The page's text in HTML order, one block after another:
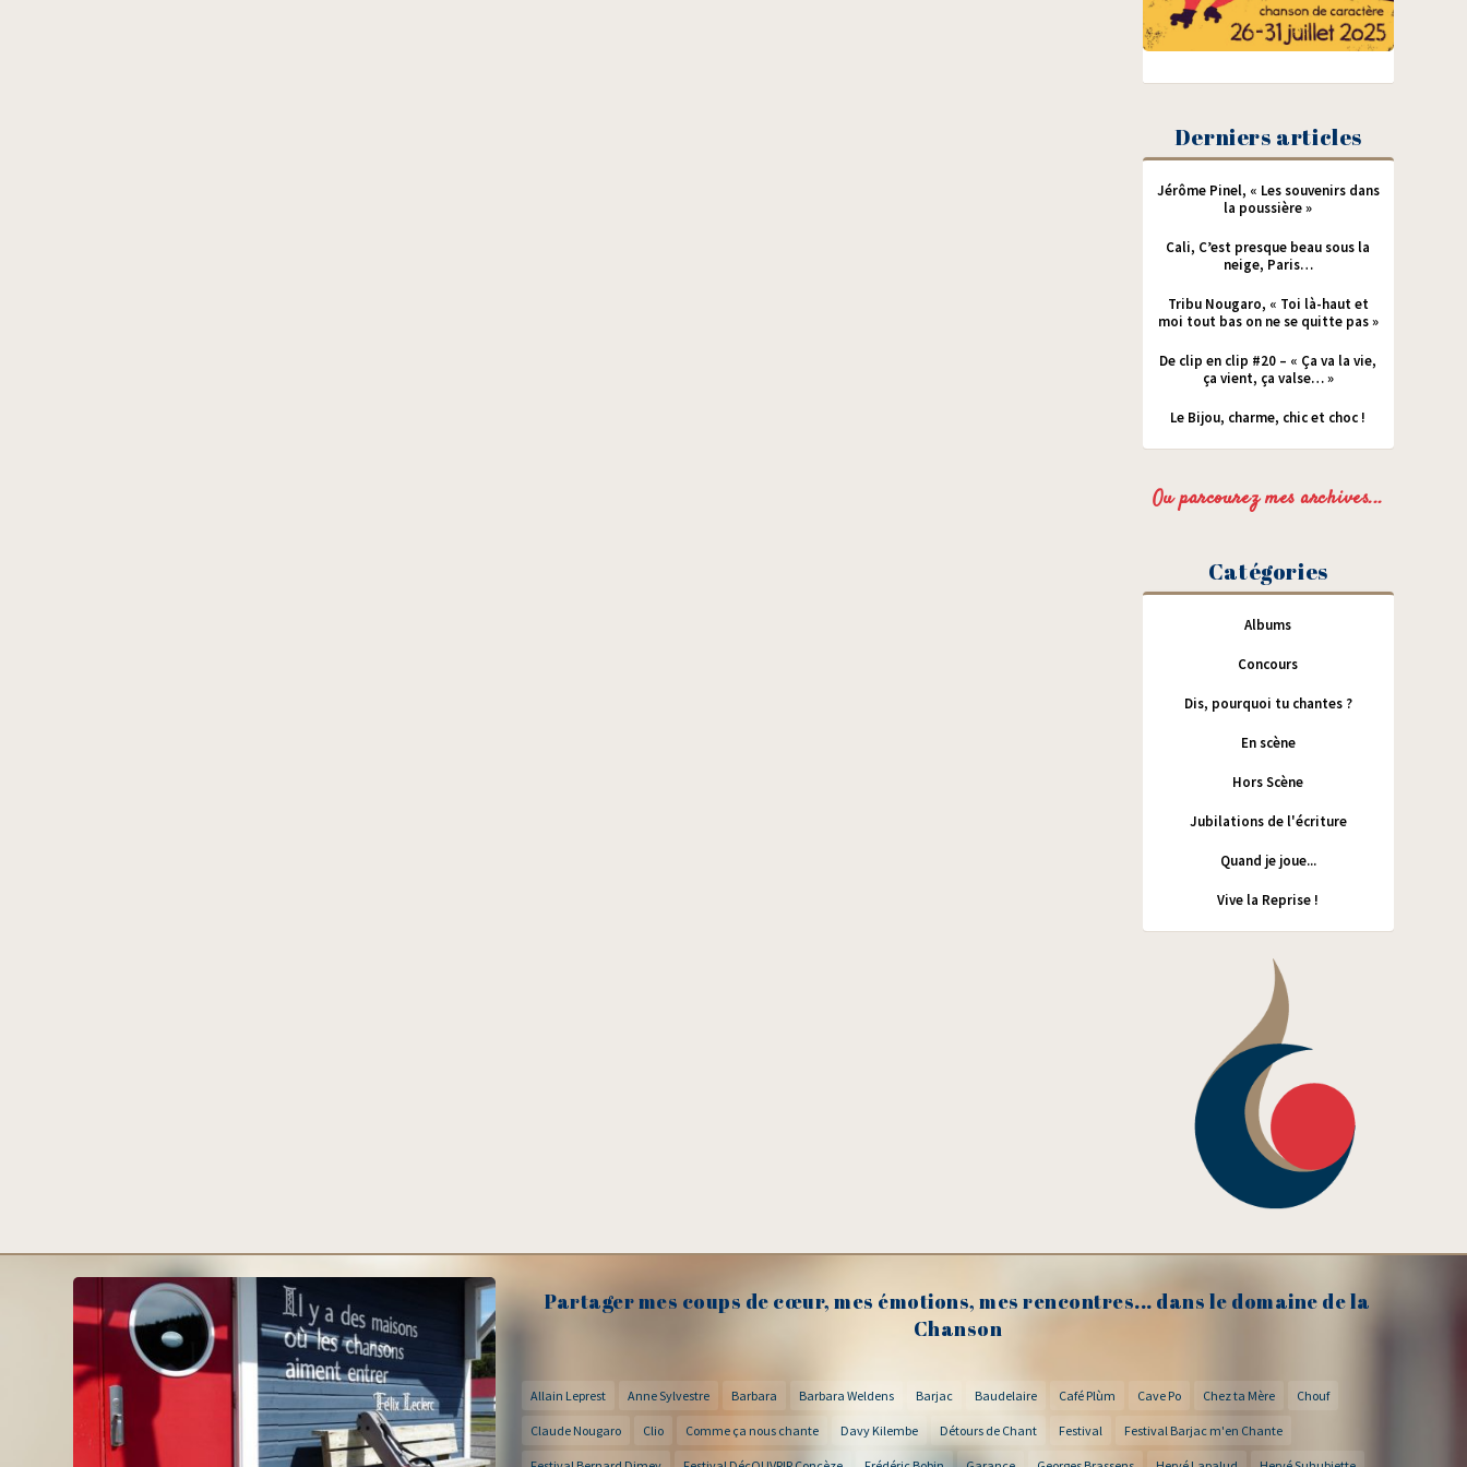
Derniers articles
Jérôme Pinel, « Les souvenirs dans
la poussière »
Cali, C’est presque beau sous la
neige, Paris…
Tribu Nougaro, « Toi là-haut et
moi tout bas on ne se quitte pas »
De clip en clip #20 – « Ça va la vie,
ça vient, ça valse… »
Le Bijou, charme, chic et choc !
Ou parcourez mes archives...
Catégories
Albums
Concours
Dis, pourquoi tu chantes ?
En scène
Hors Scène
Jubilations de l'écriture
Quand je joue...
Vive la Reprise !
Partager mes coups de cœur, mes émotions, mes rencontres... dans le domaine de la
Chanson
Allain Leprest Anne Sylvestre Barbara Barbara Weldens Barjac Baudelaire Café Plùm Cave Po Chez ta Mère Chouf
Claude Nougaro Clio Comme ça nous chante Davy Kilembe Détours de Chant Festival Festival Barjac m'en Chante